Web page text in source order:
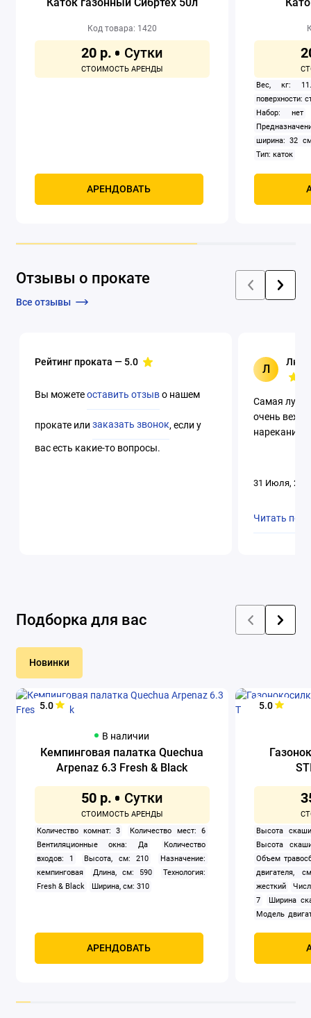
Код товара: 1420
20 р.
АРЕНДОВАТЬ
Вес, кг:
поверхности:
Набор: нет
ширина: 32
Тип: каток
Отзывы о прокате
Все отзывы
Рейтинг проката — 5.0
Вы можетеоставить отзыво нашем
прокате илизаказать звонок , если у
вас есть какие-то вопросы.
Л
Самая
очень
нареканий.
31 Июля,
Читать
Подборка для вас
Новинки
5.0
В наличии
Кемпинговая палатка Quechua
Arpenaz 6.3 Fresh & Black
50 р.
Количество комнат: 3
Количество мест: 6
Вентиляционные окна: Да
Количество
входов: 1
Высота, см: 210
Назначение:
кемпинговая
Длина, см: 590
Технология:
Fresh & Black
Ширина, см: 310
АРЕНДОВАТЬ
5.0
Высота
Высота
Объем
двигателя,
жесткий
7
Ширина
Модель